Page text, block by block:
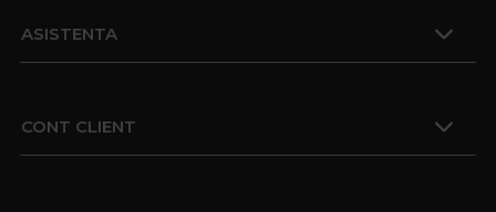
ASISTENTA
CONT CLIENT